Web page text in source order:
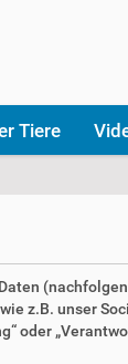
Tiere
z.B. unser
oder